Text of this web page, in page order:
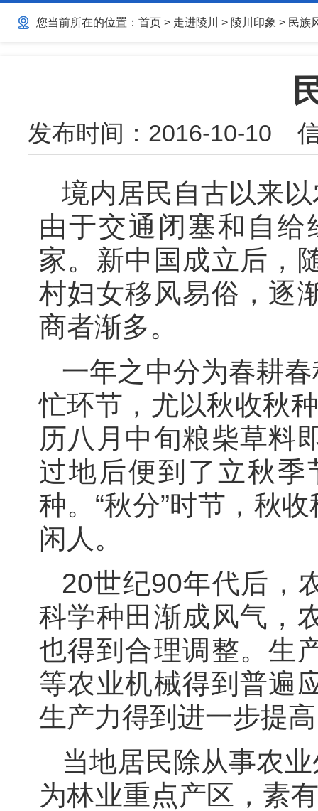
您当前所在的位置： 首页 > 走进陵川 > 陵川印象 > 民族
发布时间： 2016-10-10 信
境内居民自古以来
由于交通闭塞和自
家。新中国成立后，
村妇女移风易俗，逐
商者渐多。
一年之中分为春耕
忙环节，尤以秋收秋
历八月中旬粮柴草料
过地后便到了立秋
种。“秋分”时节，秋
闲人。
20世纪90年代后，
科学种田渐成风气，
也得到合理调整。生
等农业机械得到普遍
生产力得到进一步提
当地居民除从事农
为林业重点产区，素